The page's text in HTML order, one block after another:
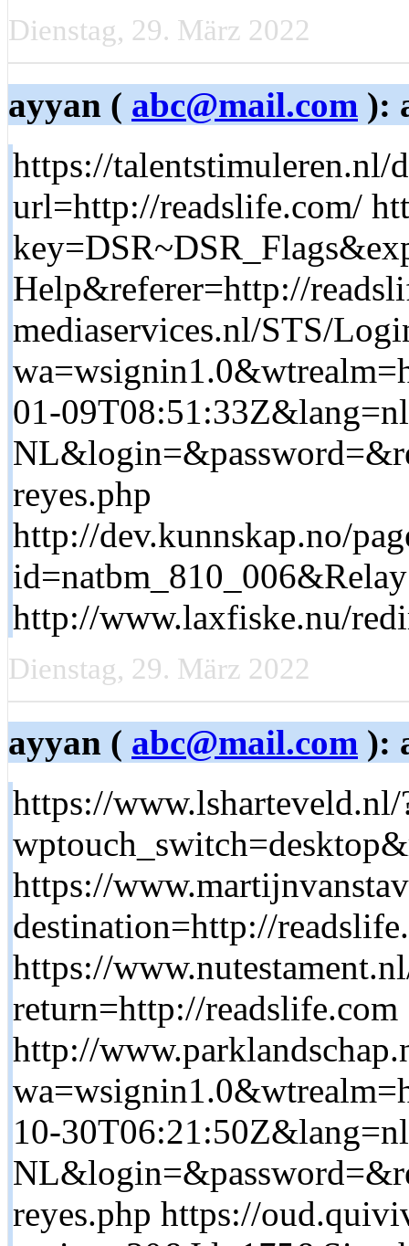
Dienstag, 29. März 2022
ayyan ( abc@mail.com ):
https://talentstimuleren.nl/
url=http://readslife.com/
Help&referer=http://
mediaservices.nl/STS/
01-
reyes.php
http://dev.kunnskap.no/
http://www.laxfiske.nu/
Dienstag, 29. März 2022
ayyan ( abc@mail.com ):
https://www.lsharteveld.nl/
https://
destination=http://
https://
return=http://readslife.com
http://
10-
reyes.php https://